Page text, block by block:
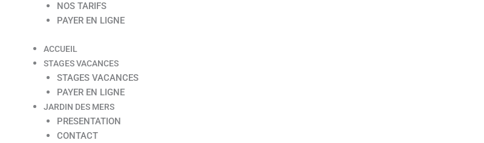
NOS TARIFS
PAYER EN LIGNE
ACCUEIL
STAGES VACANCES
STAGES VACANCES
PAYER EN LIGNE
JARDIN DES MERS
PRESENTATION
CONTACT